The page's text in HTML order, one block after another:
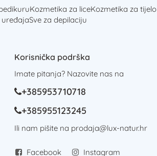
Kozmetika za liceKozmetika za tijelo
Sve za depilaciju
Korisnička podrška
Imate pitanja? Nazovite nas na
+385953710718
+385955123245
Ili nam pišite na prodaja@lux-natur.hr
Facebook Instagram